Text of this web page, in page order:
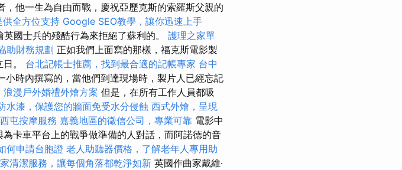
他一生為自由而戰，慶祝亞歷克斯的索羅斯父親的
全方位支持 Google SEO教學，讓你迅速上手
國士兵的殘酷行為來拒絕了蘇利的。 護理之家單
助財務規劃 正如我們上面寫的那樣，福克斯電影製
。 台北記帳士推薦，找到最合適的記帳專家 台中
時內撰寫的，當他們到達現場時，製片人已經忘記
浪漫戶外婚禮外燴方案 但是，在所有工作人員都吸
水漆，保護您的牆面免受水分侵蝕 西式外燴，呈現
西屯按摩服務 嘉義地區的徵信公司，專業可靠 電影中
卡車平台上的戰爭做準備的人對話，而阿諾德的音
何申請台胞證 老人助聽器價格，了解老年人專用助
清潔服務，讓每個角落都乾淨如新 英國作曲家戴維·